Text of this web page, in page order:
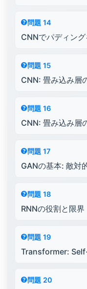
問題 14
CNNでパディン
問題 15
CNN: 畳み込み層
問題 16
CNN: 畳み込み層
問題 17
GANの基本: 敵対
問題 18
RNNの役割と限界
問題 19
Transformer:
問題 20